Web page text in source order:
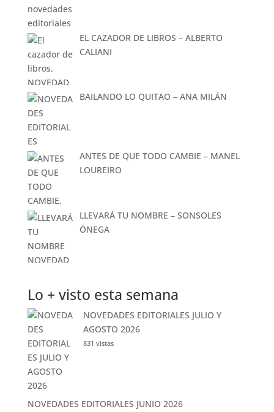
EL CAZADOR DE LIBROS – ALBERTO
CALIANI
BAILANDO LO QUITAO – ANA MILÁN
ANTES DE QUE TODO CAMBIE – MANEL
LOUREIRO
LLEVARÁ TU NOMBRE – SONSOLES
ÓNEGA
Lo + visto esta semana
NOVEDADES EDITORIALES JULIO Y
AGOSTO 2026
831 vistas
NOVEDADES EDITORIALES JUNIO 2026